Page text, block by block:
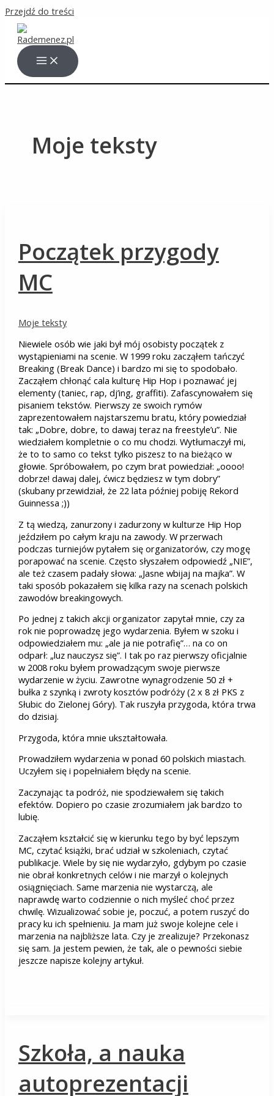
Przejdź do treści
Moje teksty
Początek przygody
MC
Moje teksty
Niewiele osób wie jaki był mój osobisty początek z
wystąpieniami na scenie. W 1999 roku zacząłem tańczyć
Breaking (Break Dance) i bardzo mi się to spodobało.
Zacząłem chłonąć cala kulturę Hip Hop i poznawać jej
elementy (taniec, rap, dj’ing, graffiti). Zafascynowałem się
pisaniem tekstów. Pierwszy ze swoich rymów
zaprezentowałem najstarszemu bratu, który powiedział
tak: „Dobre, dobre, to dawaj teraz na freestyle’u”. Nie
wiedziałem kompletnie o co mu chodzi. Wytłumaczył mi,
że to to samo co tekst tylko piszesz to na bieżąco w
głowie. Spróbowałem, po czym brat powiedział: „oooo!
dobrze! dawaj dalej, ćwicz będziesz w tym dobry”
(skubany przewidział, że 22 lata później pobiję Rekord
Guinnessa ;))
Z tą wiedzą, zanurzony i zadurzony w kulturze Hip Hop
jeździłem po całym kraju na zawody. W przerwach
podczas turniejów pytałem się organizatorów, czy mogę
porapować na scenie. Często słyszałem odpowiedź „NIE”,
ale też czasem padały słowa: „Jasne wbijaj na majka”. W
taki sposób pokazałem się kilka razy na scenach polskich
zawodów breakingowych.
Po jednej z takich akcji organizator zapytał mnie, czy za
rok nie poprowadzę jego wydarzenia. Byłem w szoku i
odpowiedziałem mu: „ale ja nie potrafię”… na co on
odparł: „luz nauczysz się”. I tak po raz pierwszy oficjalnie
w 2008 roku byłem prowadzącym swoje pierwsze
wydarzenie w życiu. Zawrotne wynagrodzenie 50 zł +
bułka z szynką i zwroty kosztów podróży (2 x 8 zł PKS z
Słubic do Zielonej Góry). Tak ruszyła przygoda, która trwa
do dzisiaj.
Przygoda, która mnie ukształtowała.
Prowadziłem wydarzenia w ponad 60 polskich miastach.
Uczyłem się i popełniałem błędy na scenie.
Zaczynając ta podróż, nie spodziewałem się takich
efektów. Dopiero po czasie zrozumiałem jak bardzo to
lubię.
Zacząłem kształcić się w kierunku tego by być lepszym
MC, czytać książki, brać udział w szkoleniach, czytać
publikacje. Wiele by się nie wydarzyło, gdybym po czasie
nie obrał konkretnych celów i nie marzył o kolejnych
osiągnięciach. Same marzenia nie wystarczą, ale
naprawdę warto codziennie o nich myśleć choć przez
chwilę. Wizualizować sobie je, poczuć, a potem ruszyć do
pracy ku ich spełnieniu. Ja mam już swoje kolejne cele i
marzenia na najbliższe lata. Czy je zrealizuje? Przekonasz
się sam. Ja jestem pewien, że tak, ale o pewności siebie
jeszcze napisze kolejny artykuł.
Szkoła, a nauka
autoprezentacji